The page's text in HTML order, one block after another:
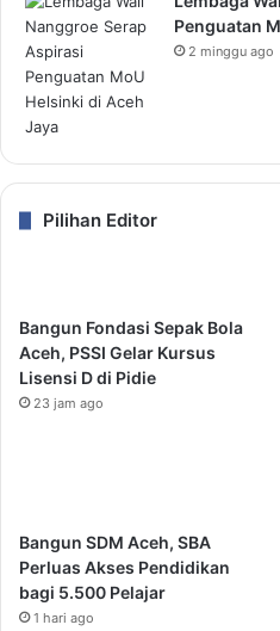
Penguatan
2 minggu ago
Pilihan Editor
Bangun Fondasi Sepak Bola
Aceh, PSSI Gelar Kursus
Lisensi D di Pidie
23 jam ago
Bangun SDM Aceh, SBA
Perluas Akses Pendidikan
bagi 5.500 Pelajar
1 hari ago